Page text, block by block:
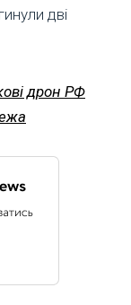
дві
дрон РФ